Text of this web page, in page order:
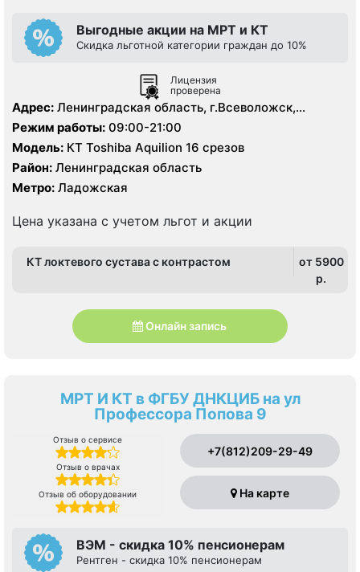
Выгодные акции на МРТ и КТ
Скидка льготной категории граждан до 10%
Лицензия
проверена
Адрес: Ленинградская область, г.Всеволожск,
Колтушское шоссе, д. 20
Режим работы: 09:00-21:00
Модель: КТ Toshiba Aquilion 16 срезов
Район: Ленинградская область
Метро: Ладожская
Цена указана с учетом льгот и акции
КТ локтевого сустава с контрастом
от 5900
p.
Онлайн запись
МРТ И КТ в ФГБУ ДНКЦИБ на ул
Профессора Попова 9
Отзыв о сервисе
Отзыв о врачах
Отзыв об оборудовании
+7(812)209-29-49
На карте
ВЭМ - скидка 10% пенсионерам
Рентген - скидка 10% пенсионерам